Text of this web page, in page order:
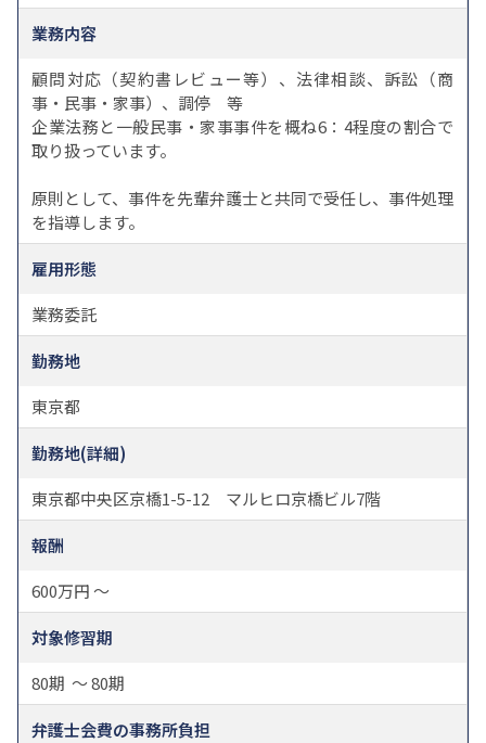
業務内容
顧問対応（契約書レビュー等）、法律相談、訴訟（商
事・民事・家事）、調停 等
企業法務と一般民事・家事事件を概ね6：4程度の割合で
取り扱っています。
原則として、事件を先輩弁護士と共同で受任し、事件処理
を指導します。
雇用形態
業務委託
勤務地
東京都
勤務地(詳細)
東京都中央区京橋1-5-12 マルヒロ京橋ビル7階
報酬
600万円 ～
対象修習期
80期 ～ 80期
弁護士会費の事務所負担